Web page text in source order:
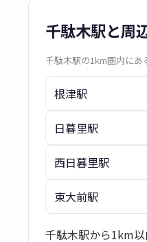
千駄木駅と周
千駄木駅の1km圏内にあ
根津駅
日暮里駅
西日暮里駅
東大前駅
千駄木駅から1km